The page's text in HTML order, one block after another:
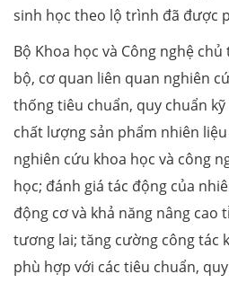
sinh học theo lộ trình đã được
Bộ Khoa học và Công nghệ
bộ, cơ quan liên quan nghiên
thống tiêu chuẩn, quy chuẩn
chất lượng sản phẩm nhiên
nghiên cứu khoa học và công
học; đánh giá tác động của
động cơ và khả năng nâng
tương lai; tăng cường công tác
phù hợp với các tiêu chuẩn,